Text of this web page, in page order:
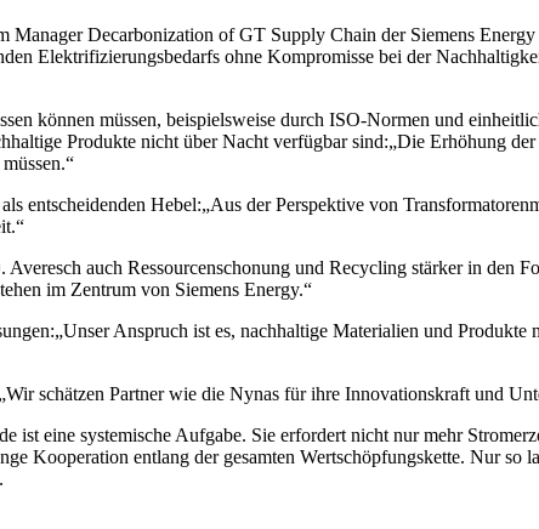
Manager Decarbonization of GT Supply Chain der Siemens
Elektrifizierungsbedarfs ohne Kompromisse bei der
können müssen, beispielsweise durch ISO-Normen und
Produkte nicht über Nacht verfügbar sind:„Die Erhöhung
entscheidenden Hebel:„Aus der Perspektive von
auch Ressourcenschonung und Recycling stärker in den
im Zentrum von Siemens Energy.“
Anspruch ist es, nachhaltige Materialien und Produkte
schätzen Partner wie die Nynas für ihre Innovationskraft und
ist eine systemische Aufgabe. Sie erfordert nicht nur mehr
Kooperation entlang der gesamten Wertschöpfungskette. Nur so